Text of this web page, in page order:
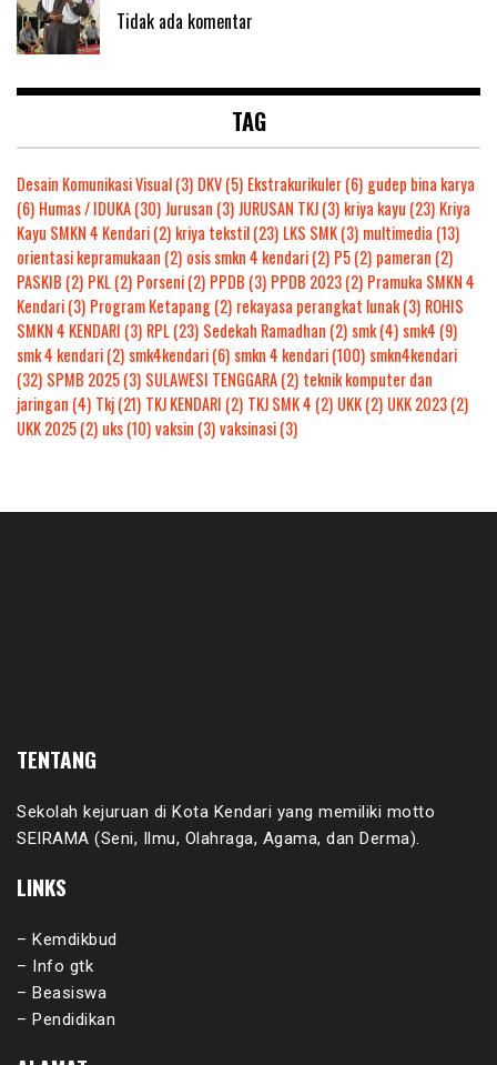
Tidak ada komentar
TAG
Desain Komunikasi Visual(3) DKV(5) Ekstrakurikuler(6) gudep bina karya
(6) Humas / IDUKA(30)Jurusan (3)JURUSAN TKJ(3) kriya kayu (23) Kriya
Kayu SMKN 4 Kendari(2) kriya tekstil(23) LKS SMK(3) multimedia (13)
orientasi kepramukaan (2) osis smkn 4 kendari(2) P5(2) pameran (2)
PASKIB (2) PKL(2) Porseni(2) PPDB (3) PPDB 2023(2) Pramuka SMKN 4
Kendari(3) Program Ketapang(2) rekayasa perangkat lunak(3) ROHIS
SMKN 4 KENDARI (3) RPL(23) Sedekah Ramadhan (2) smk(4) smk4 (9)
smk 4 kendari(2) smk4kendari(6) smkn 4 kendari(100) smkn4kendari
(32) SPMB 2025(3) SULAWESI TENGGARA(2) teknik komputer dan
jaringan (4) Tkj(21) TKJ KENDARI (2) TKJ SMK 4 (2) UKK(2) UKK 2023(2)
UKK 2025(2) uks(10)vaksin (3)vaksinasi(3)
TENTANG
Sekolah kejuruan di Kota Kendari yang memiliki motto
SEIRAMA (Seni, Ilmu, Olahraga, Agama, dan Derma).
LINKS
– Kemdikbud
– Info gtk
– Beasiswa
– Pendidikan